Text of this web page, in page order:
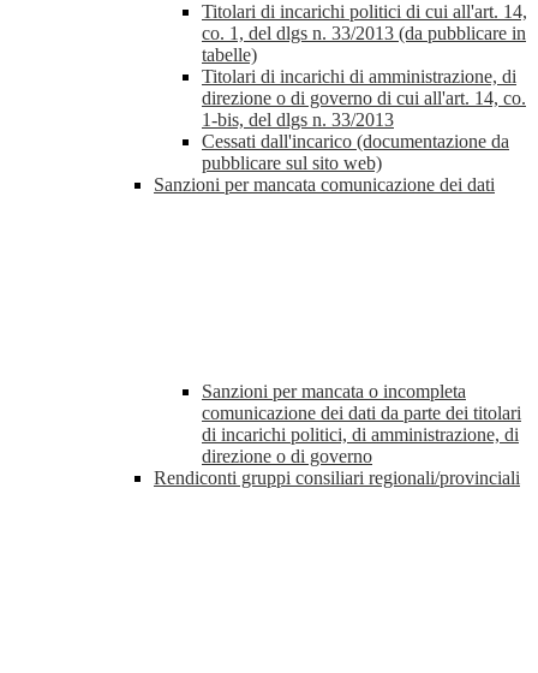
Titolari di incarichi politici di cui all'art. 14,
co. 1, del dlgs n. 33/2013 (da pubblicare in
tabelle)
Titolari di incarichi di amministrazione, di
direzione o di governo di cui all'art. 14, co.
1-bis, del dlgs n. 33/2013
Cessati dall'incarico (documentazione da
pubblicare sul sito web)
Sanzioni per mancata comunicazione dei dati
Sanzioni per mancata o incompleta
comunicazione dei dati da parte dei titolari
di incarichi politici, di amministrazione, di
direzione o di governo
Rendiconti gruppi consiliari regionali/provinciali